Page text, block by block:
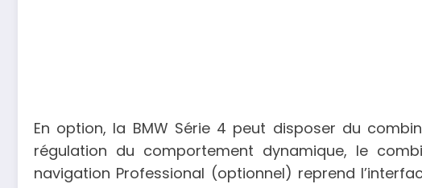
En option, la BMW Série 4 peut disposer du
régulation du comportement dynamique, le
navigation Professional (optionnel) reprend